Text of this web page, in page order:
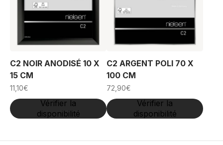
C2 NOIR ANODISÉ 10 X
15 CM
11,10€
Vérifier la
disponibilité
C2 ARGENT POLI 70 X
100 CM
72,90€
Vérifier la
disponibilité